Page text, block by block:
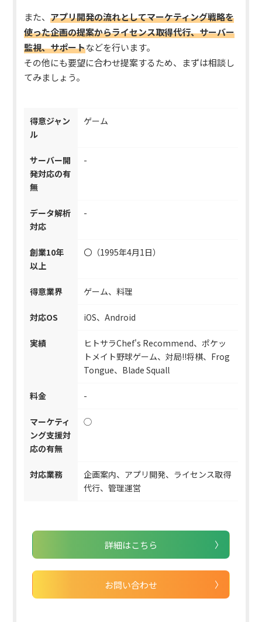
また、アプリ開発の流れとしてマーケティング戦略を
使った企画の提案からライセンス取得代行、サーバー
監視、サポートなどを行います。
その他にも要望に合わせ提案するため、まずは相談し
てみましょう。
得意ジャン
ル
ゲーム
サーバー開
発対応の有
無
-
データ解析
対応
-
創業10年
以上
〇（1995年4月1日）
得意業界 ゲーム、料理
対応OS iOS、Android
実績
ヒトサラChef's Recommend、ポケッ
トメイト野球ゲーム、対局!!将棋、Frog
Tongue、Blade Squall
料金 -
マーケティ
ング支援対
応の有無
◯
対応業務
企画案内、アプリ開発、ライセンス取得
代行、管理運営
詳細はこちら
お問い合わせ